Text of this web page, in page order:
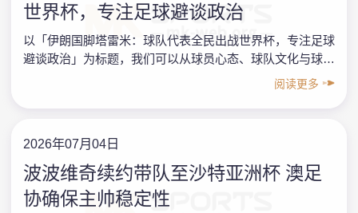
世界杯，专注足球避谈政治
以「伊朗国脚塔雷米：球队代表全民出战世界杯，专注足球
避谈政治」为标题，我们可以从球员心态、球队文化与球迷
行为三个维度，提炼出一份给足球爱好者的专业指南。本文
阅读更多
2026年07月04日
波波维奇续约带队至沙特亚洲杯 澳足
协确保主帅稳定性